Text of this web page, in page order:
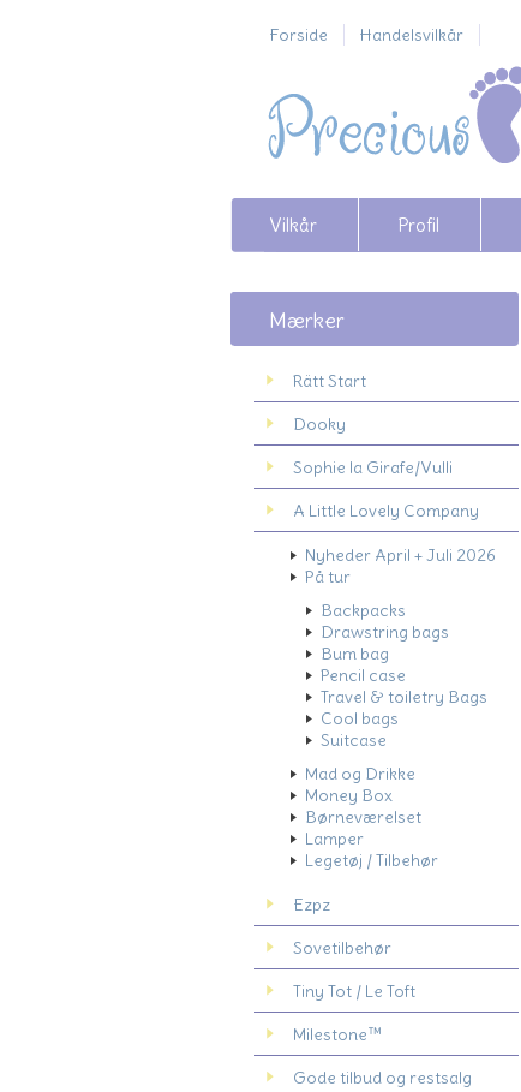
Forside Handelsvilkår
Vilkår Profil
Mærker
Rätt Start
Dooky
Sophie la Girafe/Vulli
A Little Lovely Company
Nyheder April + Juli 2026
På tur
Backpacks
Drawstring bags
Bum bag
Pencil case
Travel & toiletry Bags
Cool bags
Suitcase
Mad og Drikke
Money Box
Børneværelset
Lamper
Legetøj / Tilbehør
Ezpz
Sovetilbehør
Tiny Tot / Le Toft
Milestone™
Gode tilbud og restsalg